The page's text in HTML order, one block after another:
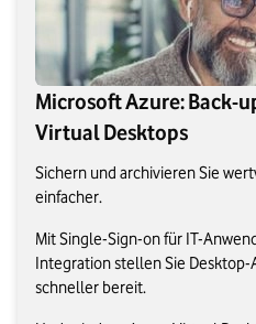
Microsoft Azure: Back-
Virtual Desktops
Sichern und archivieren Sie
einfacher.
Mit Single-Sign-on für IT-
Integration stellen Sie
schneller bereit.